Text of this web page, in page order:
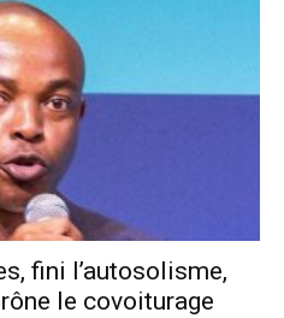
fini l’autosolisme,
le covoiturage